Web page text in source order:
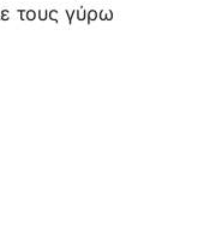
τους γύρω